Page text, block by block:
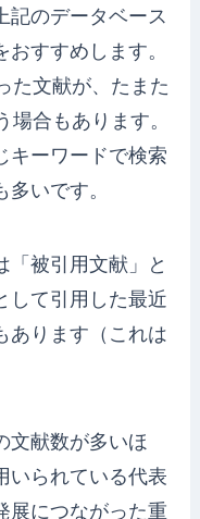
記のデータベース
すすめします。
た文献が、たまた
場合もあります。
キーワードで検索
いです。
「被引用文献」と
して引用した最近
あります（これは
文献数が多いほ
いられている代表
展につながった重